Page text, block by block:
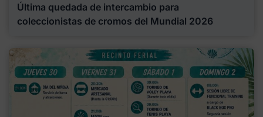
Última quedada de intercambio para
coleccionistas de cromos del Mundial 2026